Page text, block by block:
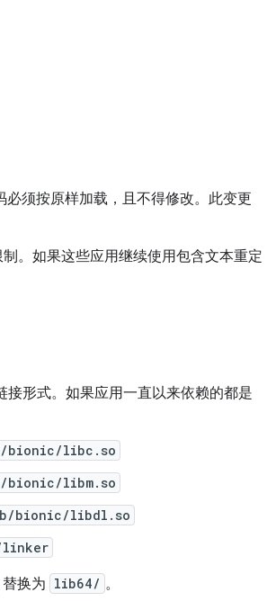
必须按原样加载，且不得修改。此变更
。如果这些应用继续使用包含文本重定
形式。如果应用一直以来依赖的都是
bionic/libc.so
bionic/libm.so
bionic/libdl.so
linker
替换为 lib64/ 。